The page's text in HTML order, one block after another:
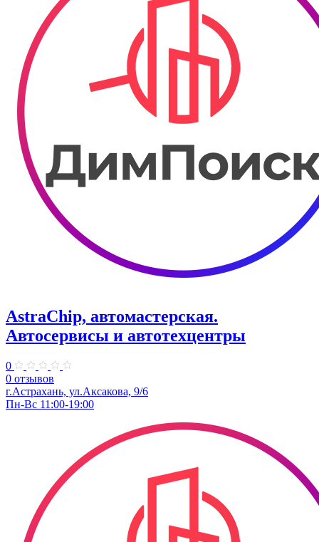
AstraChip, автомастерская.
Автосервисы и автотехцентры
0
0 отзывов
г.Астрахань, ул.Аксакова, 9/6
Пн-Вс 11:00-19:00